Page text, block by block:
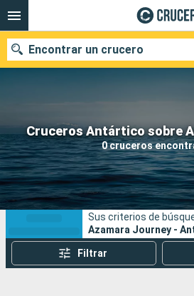
Cruceros Antártico sobre
0 cruceros
Encontrar un crucero
Nuestros destinos
Fecha de salida
Puertos
Sus criterios de
Azamara Journey -
Filtrar